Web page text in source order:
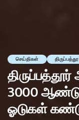
செய்திகள்
3000
ஓடுகள்